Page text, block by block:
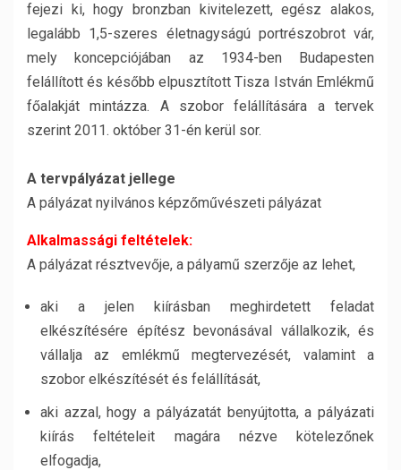
fejezi ki, hogy bronzban kivitelezett, egész alakos,
legalább 1,5-szeres életnagyságú portrészobrot vár,
mely koncepciójában az 1934-ben Budapesten
felállított és később elpusztított Tisza István Emlékmű
főalakját mintázza. A szobor felállítására a tervek
szerint 2011. október 31-én kerül sor.
A tervpályázat jellege
A pályázat nyilvános képzőművészeti pályázat
Alkalmassági feltételek:
A pályázat résztvevője, a pályamű szerzője az lehet,
aki a jelen kiírásban meghirdetett feladat
elkészítésére építész bevonásával vállalkozik, és
vállalja az emlékmű megtervezését, valamint a
szobor elkészítését és felállítását,
aki azzal, hogy a pályázatát benyújtotta, a pályázati
kiírás feltételeit magára nézve kötelezőnek
elfogadja,